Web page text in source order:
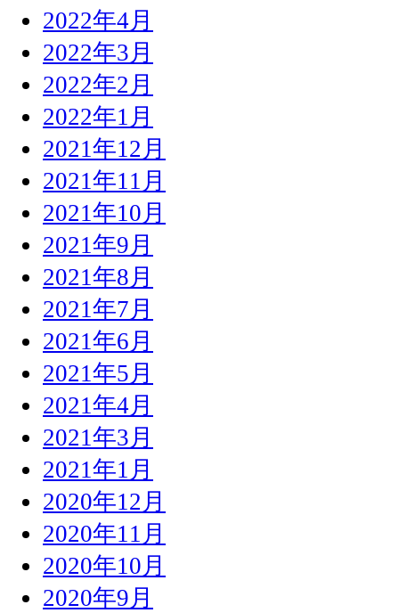
2022年4月
2022年3月
2022年2月
2022年1月
2021年12月
2021年11月
2021年10月
2021年9月
2021年8月
2021年7月
2021年6月
2021年5月
2021年4月
2021年3月
2021年1月
2020年12月
2020年11月
2020年10月
2020年9月